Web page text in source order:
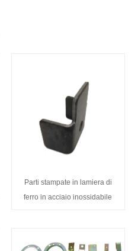
Parti stampate in lamiera di
ferro in acciaio inossidabile